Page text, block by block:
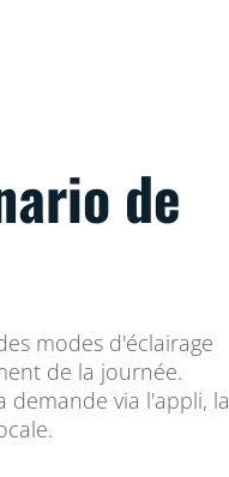
de
modes d'éclairage
de la journée.
demande via l'appli, la